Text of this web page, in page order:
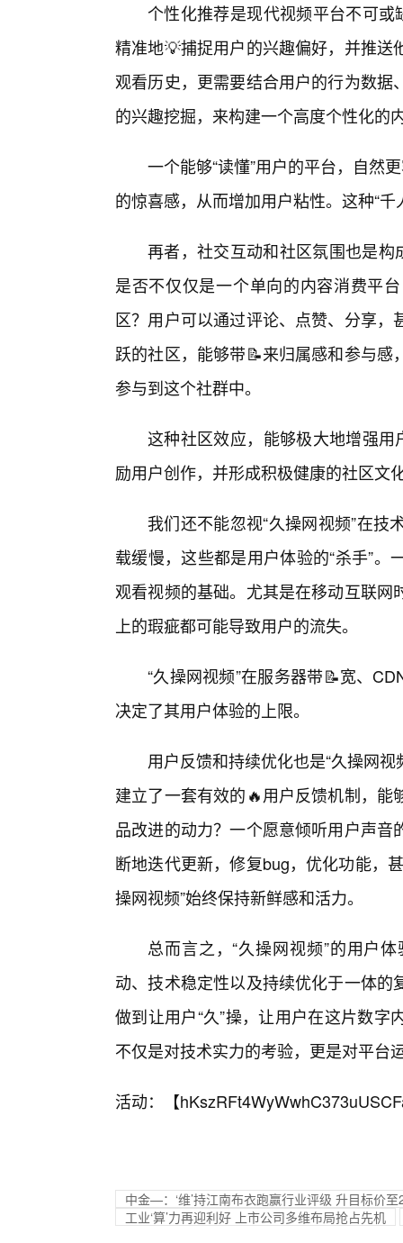
个性化推荐是现代视频平台不可或
精准地💡捕捉用户的兴趣偏好，并推
观看历史，更需要结合用户的行为数
的兴趣挖掘，来构建一个高度个性化的
一个能够“读懂”用户的平台，自然
的惊喜感，从而增加用户粘性。这种“
再者，社交互动和社区氛围也是构
是否不仅仅是一个单向的内容消费平
区？用户可以通过评论、点赞、分享
跃的社区，能够带📝来归属感和参与
参与到这个社群中。
这种社区效应，能够极大地增强用
励用户创作，并形成积极健康的社区文
我们还不能忽视“久操网视频”在
载缓慢，这些都是用户体验的“杀手”
观看视频的基础。尤其是在移动互联
上的瑕疵都可能导致用户的流失。
“久操网视频”在服务器带📝宽、
决定了其用户体验的上限。
用户反馈和持续优化也是“久操网
建立了一套有效的🔥用户反馈机制，
品改进的动力？一个愿意倾听用户声
断地迭代更新，修复bug，优化功能，
操网视频”始终保持新鲜感和活力。
总而言之，“久操网视频”的用户
动、技术稳定性以及持续优化于一体
做到让用户“久”操，让用户在这片数
不仅是对技术实力的考验，更是对平台
活动：【
中金—：‘维’持江南布衣跑赢行业评级 升目标价
工业‘算’力再迎利好 上市公司多维布局抢占先机